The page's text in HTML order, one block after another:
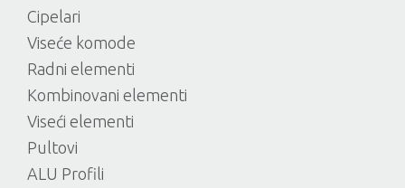
Cipelari
Viseće komode
Radni elementi
Kombinovani elementi
Viseći elementi
Pultovi
ALU Profili